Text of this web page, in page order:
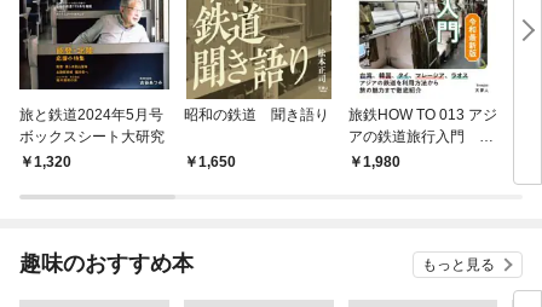
旅と鉄道2024年5月号
ボックスシート大研究
1,320
昭和の鉄道 聞き語り
1,650
旅鉄HOW TO 013 アジ
アの鉄道旅行入門 令
和最新版
1,980
趣味のおすすめ本 もっと見る